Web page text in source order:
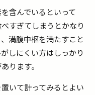
含んでいるといって
すぎてしまうとかなり
満腹中枢を満たすこと
しにくい方はしっかり
ります。
いて計ってみるとよい